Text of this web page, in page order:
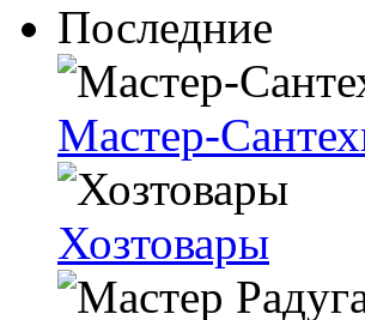
Последние
Мастер-
Хозтовары